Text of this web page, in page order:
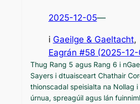
2025-12-05—
i Gaeilge & Gaeltacht,
Eagrán #58 (2025-
Thug Rang 5 agus Rang 6 i
Sayers i dtuaisceart Chathair
thionscadal speisialta na Nollag i
úrnua, spreagúil agus lán